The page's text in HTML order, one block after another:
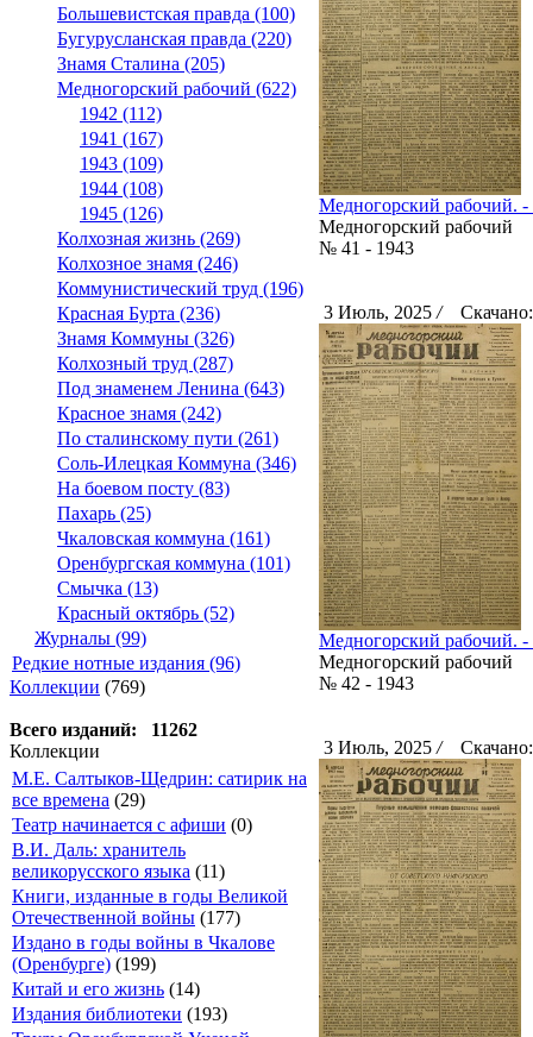
Большевистская правда (100)
Бугурусланская правда (220)
Знамя Сталина (205)
Медногорский рабочий (622)
1942 (112)
1941 (167)
1943 (109)
1944 (108)
1945 (126)
Колхозная жизнь (269)
Колхозное знамя (246)
Коммунистический труд (196)
Красная Бурта (236)
Знамя Коммуны (326)
Колхозный труд (287)
Под знаменем Ленина (643)
Красное знамя (242)
По сталинскому пути (261)
Соль-Илецкая Коммуна (346)
На боевом посту (83)
Пахарь (25)
Чкаловская коммуна (161)
Оренбургская коммуна (101)
Смычка (13)
Красный октябрь (52)
Журналы (99)
Редкие нотные издания (96)
Коллекции (769)
Всего изданий: 11262
Коллекции
М.Е. Салтыков-Щедрин: сатирик на
все времена (29)
Театр начинается с афиши (0)
В.И. Даль: хранитель
великорусского языка (11)
Книги, изданные в годы Великой
Отечественной войны (177)
Издано в годы войны в Чкалове
(Оренбурге) (199)
Китай и его жизнь (14)
Издания библиотеки (193)
Медногорский рабочий.
Медногорский рабочий
№ 41 - 1943
3 Июль, 2025 /
Медногорский рабочий.
Медногорский рабочий
№ 42 - 1943
3 Июль, 2025 /